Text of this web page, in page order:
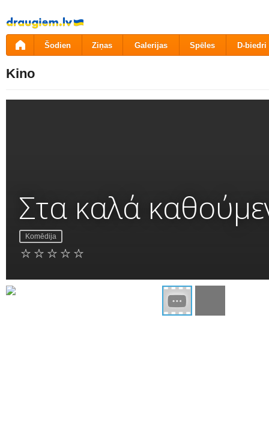
Pāriet
uz
saturu
Šodien Ziņas Galerijas Spēles D-biedri
Kino
Στα καλά
Komēdija